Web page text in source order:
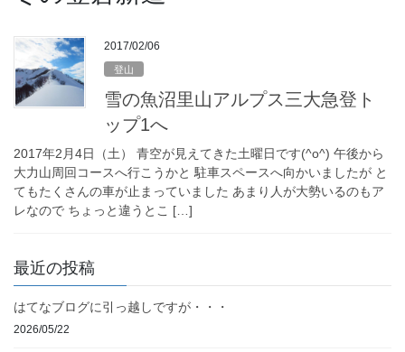
2017/02/06
登山
雪の魚沼里山アルプス三大急登ト
ップ1へ
2017年2月4日（土） 青空が見えてきた土曜日です(^o^) 午後から
大力山周回コースへ行こうかと 駐車スペースへ向かいましたが と
てもたくさんの車が止まっていました あまり人が大勢いるのもア
レなので ちょっと違うとこ […]
最近の投稿
はてなブログに引っ越しですが・・・
2026/05/22